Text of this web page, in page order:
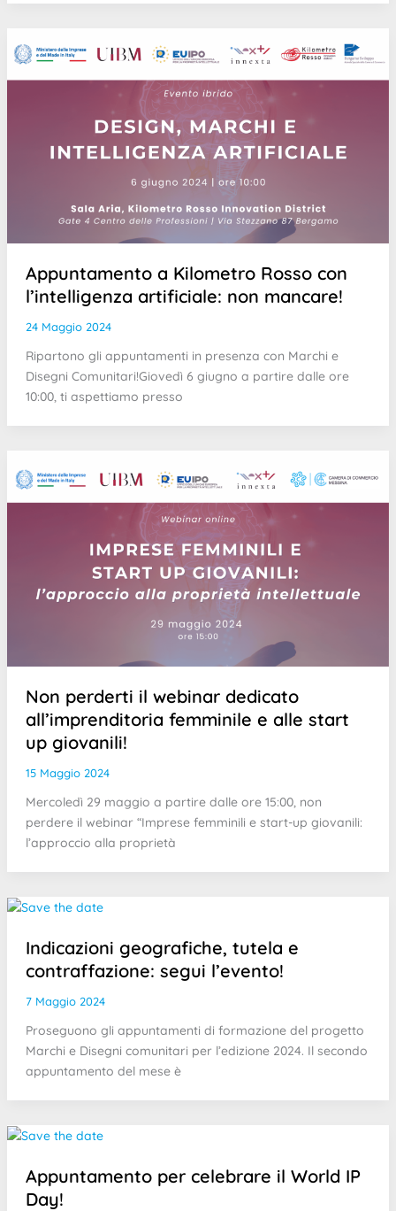
Appuntamento a Kilometro Rosso con
l’intelligenza artificiale: non mancare!
24 Maggio 2024
Ripartono gli appuntamenti in presenza con Marchi e
Disegni Comunitari!Giovedì 6 giugno a partire dalle ore
10:00, ti aspettiamo presso
Non perderti il webinar dedicato
all’imprenditoria femminile e alle start
up giovanili!
15 Maggio 2024
Mercoledì 29 maggio a partire dalle ore 15:00, non
perdere il webinar “Imprese femminili e start-up giovanili:
l’approccio alla proprietà
Indicazioni geografiche, tutela e
contraffazione: segui l’evento!
7 Maggio 2024
Proseguono gli appuntamenti di formazione del progetto
Marchi e Disegni comunitari per l’edizione 2024. Il secondo
appuntamento del mese è
Appuntamento per celebrare il World IP
Day!